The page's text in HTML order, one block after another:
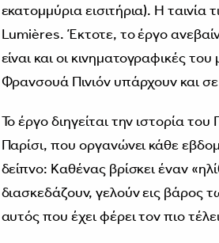
εκατομμύρια εισιτήρια). Η
Lumières. Έκτοτε, το έργο
είναι και οι κινηματογραφικές
Φρανσουά Πινιόν υπάρχουν και
Το έργο διηγείται την ιστορία
Παρίσι, που οργανώνει κάθε
δείπνο: Καθένας βρίσκει έναν
διασκεδάζουν, γελούν εις βάρος
αυτός που έχει φέρει τον πιο